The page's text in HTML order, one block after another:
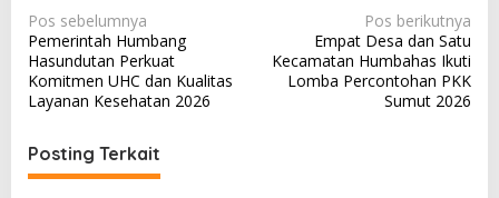
N
a
v
i
g
a
Pos sebelumnya
Pemerintah Humbang
Hasundutan Perkuat
Komitmen UHC dan Kualitas
Layanan Kesehatan 2026
Pos berikutnya
Empat Desa dan Satu
Kecamatan Humbahas Ikuti
Lomba Percontohan PKK
Sumut 2026
Posting Terkait